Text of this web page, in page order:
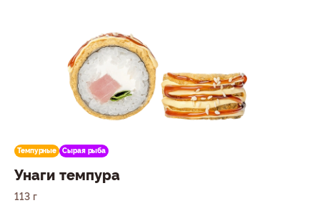
Темпурные Сырая рыба
Унаги темпура
113 г